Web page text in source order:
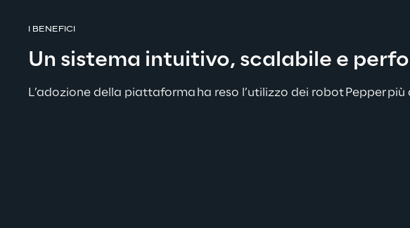
I BENEFICI
Un sistema intuitivo, scalabile e
L’adozione della piattaforma ha reso l’utilizzo dei robot Pepper